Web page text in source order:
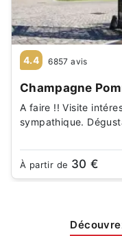
4.4 6857 avis
Champagne
A faire !! Visite
sympathique.
À partir de 30 €